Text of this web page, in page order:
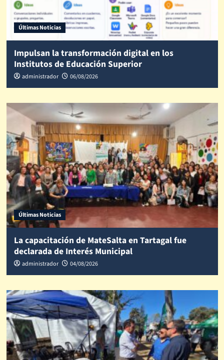
Últimas Noticias
Impulsan la transformación digital en los
Institutos de Educación Superior
administrador 06/08/2026
Últimas Noticias
La capacitación de MateSalta en Tartagal fue
declarada de Interés Municipal
administrador 04/08/2026